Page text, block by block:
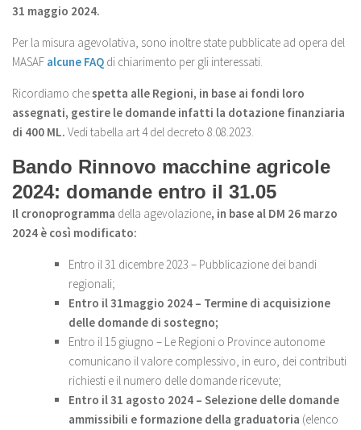
31 maggio 2024.
Per la misura agevolativa, sono inoltre state pubblicate ad opera del
MASAF alcune FAQ di chiarimento per gli interessati.
Ricordiamo chespetta alle Regioni, in base ai fondi loro
assegnati, gestire le domande infatti la dotazione finanziaria
di 400 ML. Vedi tabella art 4 del decreto 8.08.2023.
Bando Rinnovo macchine agricole
2024: domande entro il 31.05
Il cronoprogramma della agevolazione, in base al DM 26 marzo
2024 è così modificato:
Entro il 31 dicembre 2023 – Pubblicazione dei bandi
regionali;
Entro il 31maggio 2024 – Termine di acquisizione
delle domande di sostegno;
Entro il 15 giugno – Le Regioni o Province autonome
comunicano il valore complessivo, in euro, dei contributi
richiesti e il numero delle domande ricevute;
Entro il 31 agosto 2024 – Selezione delle domande
ammissibili e formazione della graduatoria (elenco